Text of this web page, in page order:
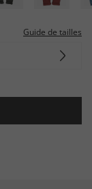
Guide de tailles